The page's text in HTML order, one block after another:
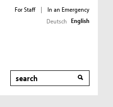
For Staff |
In an Emergency
Deutsch English
Search